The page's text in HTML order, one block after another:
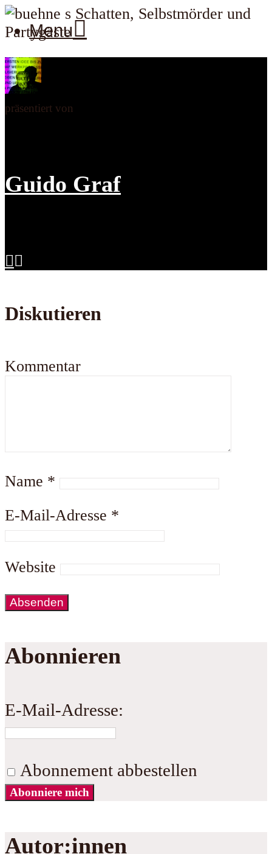
Menu
präsentiert von
Guido Graf
Diskutieren
Kommentar
Name *
E-Mail-Adresse *
Website
Abonnieren
E-Mail-Adresse:
Abonnement abbestellen
Abonniere mich
Autor:innen